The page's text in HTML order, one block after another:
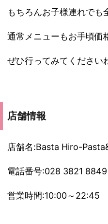
もちろんお子様連れで
通常メニューもお手頃価
ぜひ行ってみてください
店舗情報
店舗名:Basta Hiro-
電話番号:028 3821 8849
営業時間:10:00～22:45